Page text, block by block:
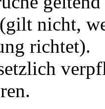
nicht,
richtet).